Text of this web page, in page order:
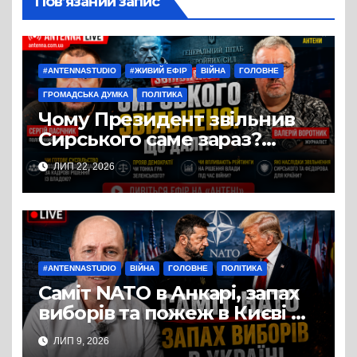
#ANTENNASTUDIO #ЖИВИЙ ЕФІР ВІЙНА ГОЛОВНЕ
ГРОМАДСЬКА ДУМКА ПОЛІТИКА
Чому Президент звільнив
Сирського саме зараз?
Розбір у студії «Антени» з
політичним експертом
Сергієм Пасічником
ЛИП 22, 2026
#ANTENNASTUDIO ВІЙНА ГОЛОВНЕ ПОЛІТИКА
Саміт NATO в Анкарі, запах
виборів та пожеж в Києві —
студія Антени, політичний
ЛИП 9, 2026